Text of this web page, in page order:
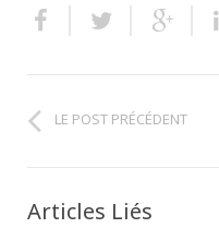
LE POST PRÉCÉDENT
Articles Liés